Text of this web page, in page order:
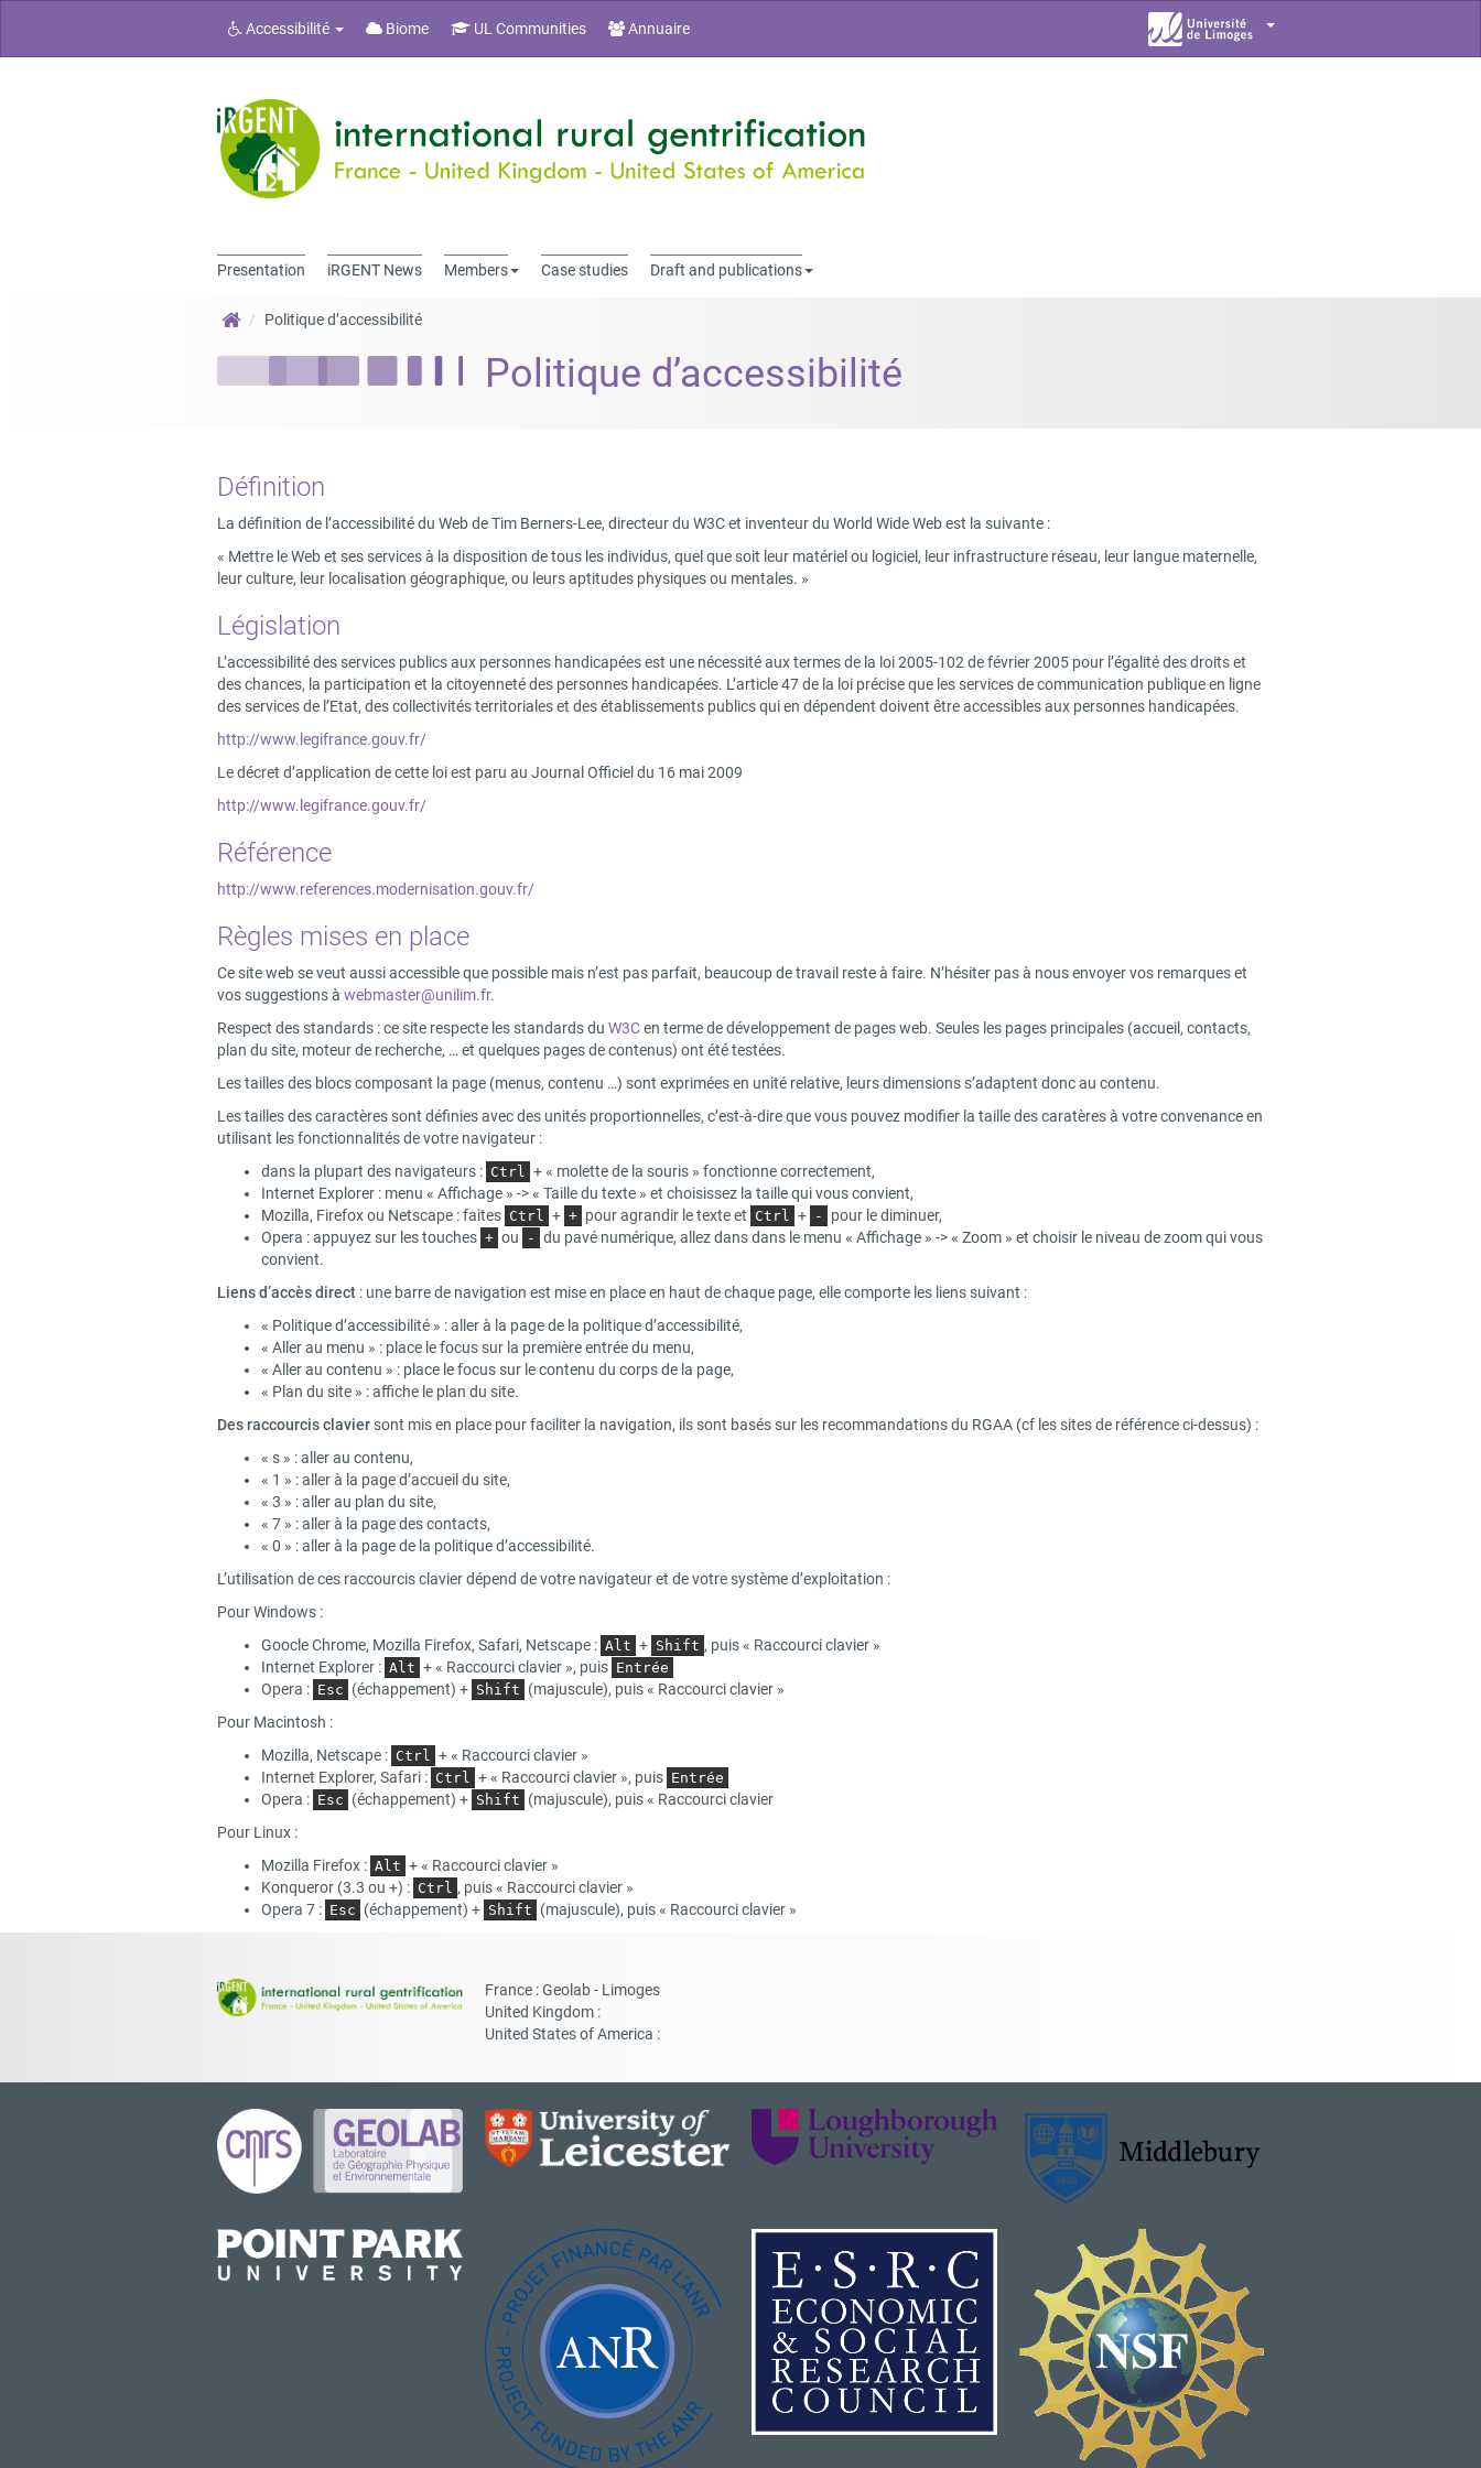
Accessibilité Biome UL Communities Annuaire
Presentation iRGENT News Members Case studies Draft and publications
Politique d’accessibilité
Politique d’accessibilité
Définition
La définition de l’accessibilité du Web de Tim Berners-Lee, directeur du W3C et inventeur du World Wide Web est la suivante :
« Mettre le Web et ses services à la disposition de tous les individus, quel que soit leur matériel ou logiciel, leur infrastructure réseau, leur langue maternelle,
leur culture, leur localisation géographique, ou leurs aptitudes physiques ou mentales. »
Législation
L’accessibilité des services publics aux personnes handicapées est une nécessité aux termes de la loi 2005-102 de février 2005 pour l’égalité des droits et
des chances, la participation et la citoyenneté des personnes handicapées. L’article 47 de la loi précise que les services de communication publique en ligne
des services de l’Etat, des collectivités territoriales et des établissements publics qui en dépendent doivent être accessibles aux personnes handicapées.
http://www.legifrance.gouv.fr/
Le décret d’application de cette loi est paru au Journal Officiel du 16 mai 2009
http://www.legifrance.gouv.fr/
Référence
http://www.references.modernisation.gouv.fr/
Règles mises en place
Ce site web se veut aussi accessible que possible mais n’est pas parfait, beaucoup de travail reste à faire. N’hésiter pas à nous envoyer vos remarques et
vos suggestions à webmaster@unilim.fr.
Respect des standards : ce site respecte les standards du W3Cen terme de développement de pages web. Seules les pages principales (accueil, contacts,
plan du site, moteur de recherche, … et quelques pages de contenus) ont été testées.
Les tailles des blocs composant la page (menus, contenu …) sont exprimées en unité relative, leurs dimensions s’adaptent donc au contenu.
Les tailles des caractères sont définies avec des unités proportionnelles, c’est-à-dire que vous pouvez modifier la taille des caratères à votre convenance en
utilisant les fonctionnalités de votre navigateur :
dans la plupart des navigateurs : Ctrl + « molette de la souris » fonctionne correctement,
Internet Explorer : menu « Affichage » -> « Taille du texte » et choisissez la taille qui vous convient,
Mozilla, Firefox ou Netscape : faites Ctrl + + pour agrandir le texte et Ctrl + -
pour le diminuer,
Opera : appuyez sur les touches + ou - du pavé numérique, allez dans dans le menu « Affichage » -> « Zoom » et choisir le niveau de zoom qui vous
convient.
Liens d’accès direct : une barre de navigation est mise en place en haut de chaque page, elle comporte les liens suivant :
« Politique d’accessibilité » : aller à la page de la politique d’accessibilité,
« Aller au menu » : place le focus sur la première entrée du menu,
« Aller au contenu » : place le focus sur le contenu du corps de la page,
« Plan du site » : affiche le plan du site.
Des raccourcis clavier sont mis en place pour faciliter la navigation, ils sont basés sur les recommandations du RGAA (cf les sites de référence ci-dessus) :
« s » : aller au contenu,
« 1 » : aller à la page d’accueil du site,
« 3 » : aller au plan du site,
« 7 » : aller à la page des contacts,
« 0 » : aller à la page de la politique d’accessibilité.
L’utilisation de ces raccourcis clavier dépend de votre navigateur et de votre système d’exploitation :
Pour Windows :
Goocle Chrome, Mozilla Firefox, Safari, Netscape : Alt + Shift , puis « Raccourci clavier »
Internet Explorer : Alt + « Raccourci clavier », puis Entrée
Opera : Esc (échappement) + Shift (majuscule), puis « Raccourci clavier »
Pour Macintosh :
Mozilla, Netscape : Ctrl + « Raccourci clavier »
Internet Explorer, Safari : Ctrl + « Raccourci clavier », puis Entrée
Opera : Esc (échappement) + Shift (majuscule), puis « Raccourci clavier
Pour Linux :
Mozilla Firefox : Alt + « Raccourci clavier »
Konqueror (3.3 ou +) : Ctrl , puis « Raccourci clavier »
Opera 7 : Esc (échappement) + Shift (majuscule), puis « Raccourci clavier »
France : Geolab - Limoges
United Kingdom :
United States of America :